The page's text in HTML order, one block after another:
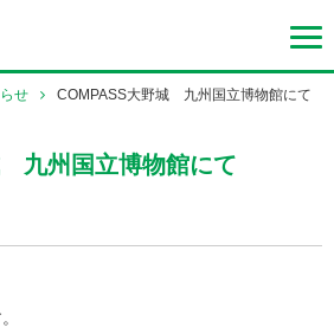
せ COMPASS大野城 九州国立博物館にて
九州国立博物館にて